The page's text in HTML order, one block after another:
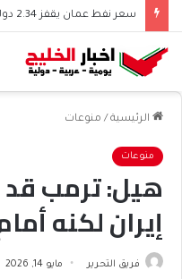
سعر نفط عمان يقفز 2.34 دولار وسط ترقب الأسواق
الرئيسية / منوعات
منوعات
هيل: ترمب قد
إيران لكنه
فريق التحرير مايو 14, 2026